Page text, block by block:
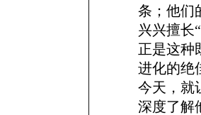
条；他们
兴兴擅长
正是这种
进化的绝
今天，就
深度了解